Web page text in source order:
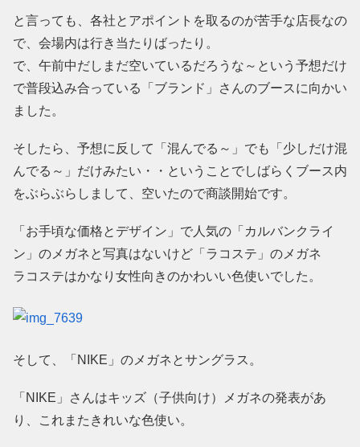
と言っても、各社とアポイントを取るのが苦手な店長なの
で、会場内は行き当たりばったり。
で、午前中だしまだ空いているだろうな～という予想だけ
で普段込み合っている「ブランド」さんのブースに向かい
ました。
そしたら、予想に反して「混んでる～」でも「少しだけ混
んでる～」だけみたい・・ということでしばらくブース内
をぶらぶらしまして、空いたので商談開始です。
「お手頃な価格とデザイン」で人気の「カルバンクライ
ン」のメガネと写真はないけど「ラコステ」のメガネ
ラコステはかなり女性向きのかわいい色使いでした。
そして、「NIKE」のメガネとサングラス。
「NIKE」さんはキッズ（子供向け）メガネの発表があ
り、これまたきれいな色使い。